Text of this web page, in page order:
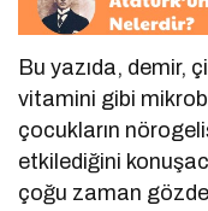
Bu yazıda, demir,
vitamini gibi
çocukların
etkilediğini
çoğu zaman